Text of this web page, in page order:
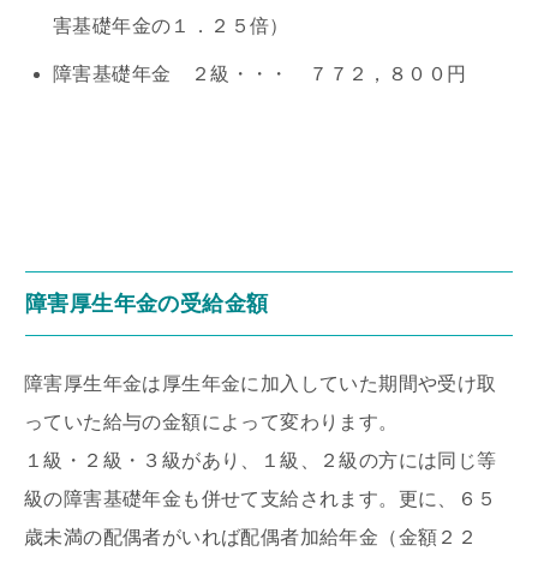
害基礎年金の１．２５倍）
障害基礎年金 ２級・・・ ７７２，８００円
障害厚生年金の受給金額
障害厚生年金は厚生年金に加入していた期間や受け取
っていた給与の金額によって変わります。
１級・２級・３級があり、１級、２級の方には同じ等
級の障害基礎年金も併せて支給されます。更に、６５
歳未満の配偶者がいれば配偶者加給年金（金額２２